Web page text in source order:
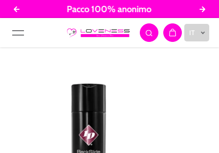
Salta al contenuto Pacco 100% anonimo
IT